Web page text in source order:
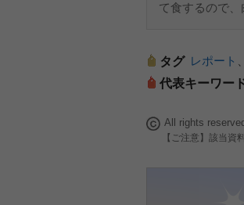
て食するので
タグ レポート
代表キーワー
All rights
【ご注意】該当